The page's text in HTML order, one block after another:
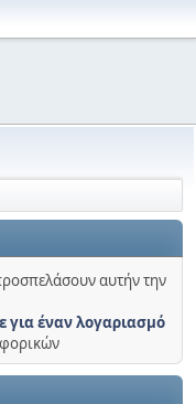
αυτήν την
για έναν λογαριασμό